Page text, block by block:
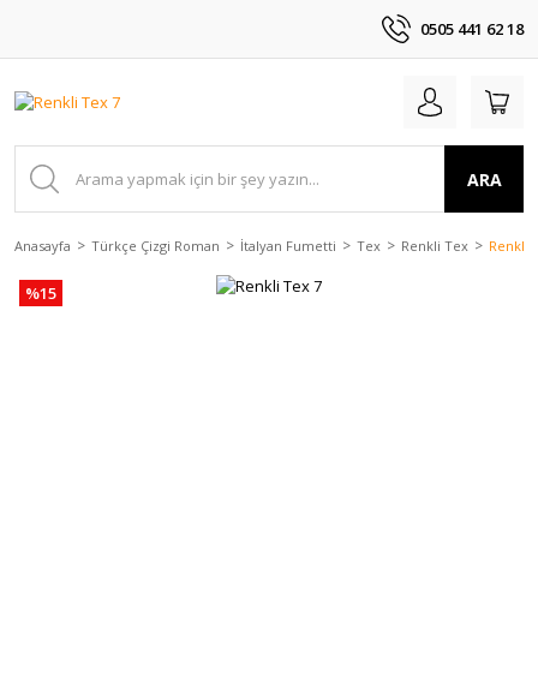
0505 441 62 18
ARA
Anasayfa Türkçe Çizgi Roman İtalyan Fumetti Tex Renkli Tex Renkli
%15